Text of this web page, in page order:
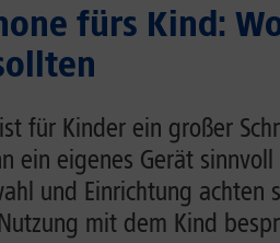
fürs Kind:
für Kinder ein großer
ein eigenes Gerät sinnvoll
und Einrichtung achten
mit dem Kind